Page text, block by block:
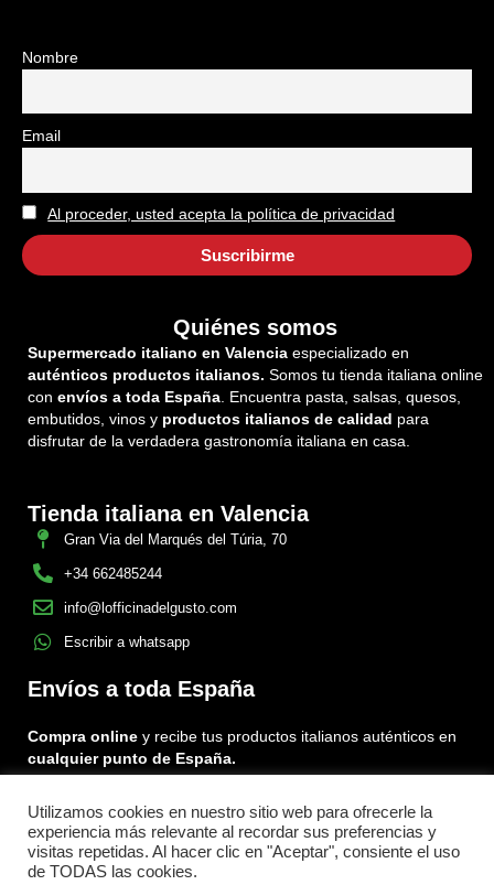
Nombre
Email
Al proceder, usted acepta la política de privacidad
Quiénes somos
Supermercado italiano en Valencia especializado en
auténticos productos italianos. Somos tu tienda italiana online
con envíos a toda España . Encuentra pasta, salsas, quesos,
embutidos, vinos y productos italianos de calidad para
disfrutar de la verdadera gastronomía italiana en casa.
Tienda italiana en Valencia
Gran Via del Marqués del Túria, 70
+34 662485244
info@lofficinadelgusto.com
Escribir a whatsapp
Envíos a toda España
Compra online y recibe tus productos italianos auténticos en
cualquier punto de España.
Encuéntranos en:
FacebookInstagram
Tiktok
Utilizamos cookies en nuestro sitio web para ofrecerle la
experiencia más relevante al recordar sus preferencias y
visitas repetidas. Al hacer clic en "Aceptar", consiente el uso
de TODAS las cookies.